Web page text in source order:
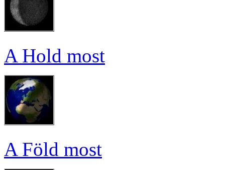
A Hold most
A Föld most